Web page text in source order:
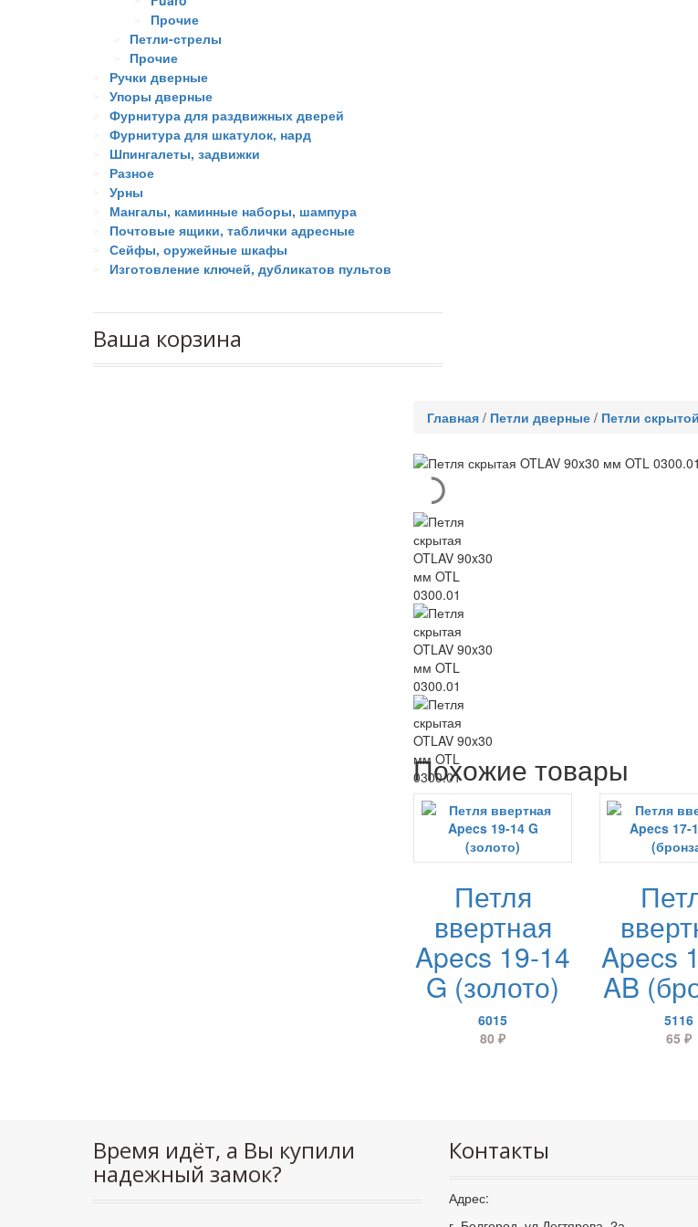
Прочие
Петли-стрелы
Прочие
Ручки дверные
Упоры дверные
Фурнитура для раздвижных дверей
Фурнитура для шкатулок, нард
Шпингалеты, задвижки
Разное
Урны
Мангалы, каминные наборы, шампура
Почтовые ящики, таблички адресные
Сейфы, оружейные шкафы
Изготовление ключей, дубликатов пультов
Ваша корзина
Главная / Петли дверные / Петли
Похожие товары
Петля
ввертная
Apecs 19-14
G (золото)
6015
80₽
Apecs
AB
5116
65 ₽
Время идёт, а Вы купили
надежный замок?
Контакты
Адрес: